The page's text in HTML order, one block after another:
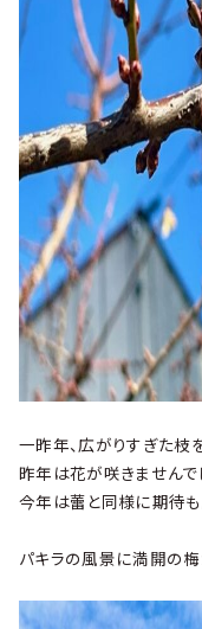
一昨年、広がりすぎた枝
昨年は花が咲きませんで
今年は蕾と同様に期待も
パキラの風景に満開の